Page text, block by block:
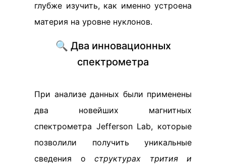
глубже изучить, как именно устроена
материя на уровне нуклонов.
🔍 Два инновационных
спектрометра
При анализе данных были применены
два новейших магнитных
спектрометра Jefferson Lab, которые
позволили получить уникальные
сведения о структурах трития и